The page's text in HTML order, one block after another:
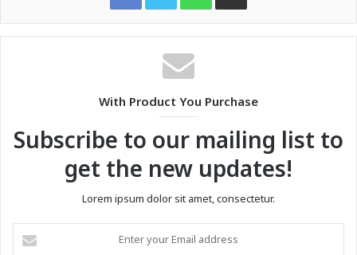
With Product You Purchase
Subscribe to our mailing list to
get the new updates!
Lorem ipsum dolor sit amet, consectetur.
your